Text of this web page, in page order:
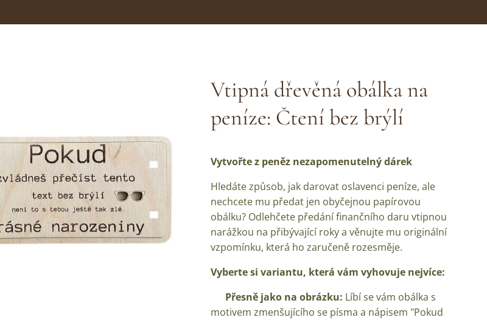
Vtipná dřevěná obálka na
peníze: Čtení bez brýlí
Vytvořte z peněz nezapomenutelný dárek
Hledáte způsob, jak darovat oslavenci peníze, ale
nechcete mu předat jen obyčejnou papírovou
obálku? Odlehčete předání finančního daru vtipnou
narážkou na přibývající roky a věnujte mu originální
vzpomínku, která ho zaručeně rozesměje.
Vyberte si variantu, která vám vyhovuje nejvíce:
Přesně jako na obrázku: Líbí se vám obálka s
motivem zmenšujícího se písma a nápisem "Pokud